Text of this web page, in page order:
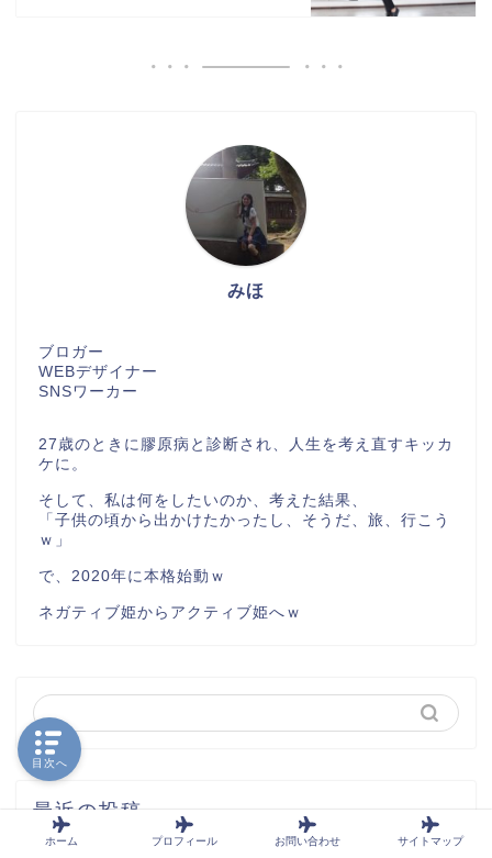
みほ
ブロガー
WEBデザイナー
SNSワーカー
27歳のときに膠原病と診断され、人生を考え直すキッカ
ケに。
そして、私は何をしたいのか、考えた結果、
「子供の頃から出かけたかったし、そうだ、旅、行こう
ｗ」
で、2020年に本格始動ｗ
ネガティブ姫からアクティブ姫へｗ
最近の投稿
ホーム プロフィール お問い合わせ サイトマップ
目次へ